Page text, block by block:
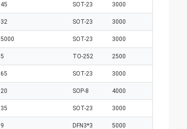
45 SOT-23 3000
32 SOT-23 3000
5000 SOT-23 3000
5 TO-252 2500
65 SOT-23 3000
20 SOP-8 4000
35 SOT-23 3000
9 DFN3*3 5000